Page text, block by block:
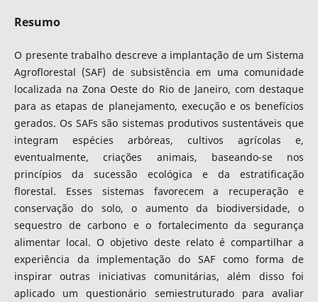
Resumo
O presente trabalho descreve a implantação de um Sistema
Agroflorestal (SAF) de subsistência em uma comunidade
localizada na Zona Oeste do Rio de Janeiro, com destaque
para as etapas de planejamento, execução e os benefícios
gerados. Os SAFs são sistemas produtivos sustentáveis que
integram espécies arbóreas, cultivos agrícolas e,
eventualmente, criações animais, baseando-se nos
princípios da sucessão ecológica e da estratificação
florestal. Esses sistemas favorecem a recuperação e
conservação do solo, o aumento da biodiversidade, o
sequestro de carbono e o fortalecimento da segurança
alimentar local. O objetivo deste relato é compartilhar a
experiência da implementação do SAF como forma de
inspirar outras iniciativas comunitárias, além disso foi
aplicado um questionário semiestruturado para avaliar